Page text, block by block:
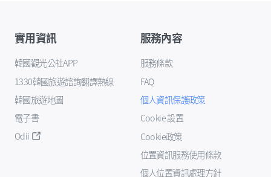
實用資訊
韓國觀光公社APP
1330韓國旅遊諮詢翻譯熱線
韓國旅遊地圖
電子書
Odii
服務內容
服務條款
FAQ
個人資訊保護政策
Cookie 設置
Cookie政策
位置資訊服務使用條款
個人位置資訊處理方針